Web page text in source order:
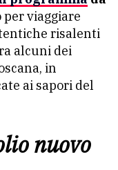
per viaggiare
risalenti
alcuni dei
in
ai sapori del
nuovo